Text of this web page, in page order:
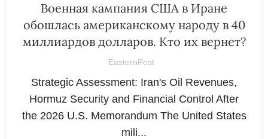
Военная кампания США в Иране
обошлась американскому народу в 40
миллиардов долларов. Кто их вернет?
EasternPost
Strategic Assessment: Iran's Oil Revenues,
Hormuz Security and Financial Control After
the 2026 U.S. Memorandum The United States
mili...